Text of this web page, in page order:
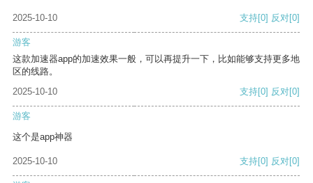
2025-10-10 支持[0] 反对[0]
游客
这款加速器app的加速效果一般，可以再提升一下，比如能够支持更多地
区的线路。
2025-10-10
支持[0] 反对[0]
游客
这个是app神器
2025-10-10 支持[0] 反对[0]